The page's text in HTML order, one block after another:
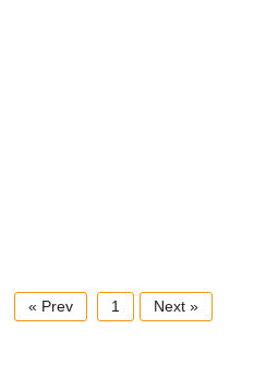
« Prev 1 Next »